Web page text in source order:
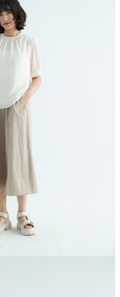
後付」後，將跳轉至「AFTEE先享後付」
後，即可完成結帳。
通知簡訊。
點擊此簡訊中的連結，可透過四大超商／
款，方視為交易完成。
刻繳費，但若您需要取消訂單，請聯絡
之訂單仍視為有效，需透過AFTEE先享
後付 」之結帳頁面顯示為準，若有關於
等相關疑問，請聯繫「AFTEE先享後付
support/home
供之「AFTEE先享後付」服務完成之交
人資料，並將交易相關給付款項請求債
以下網址：
代理人或監護人之同意方可使用
申辦者引起之損失，本公司不負相關責
將依據個別帳號之用戶狀況，依本公司即
額度不足之情形，本公司將視審查結果
人資訊註冊。若發現惡意使用之情形，
用戶之使用額度並採取法律行動。
上)免運費
上)免運費